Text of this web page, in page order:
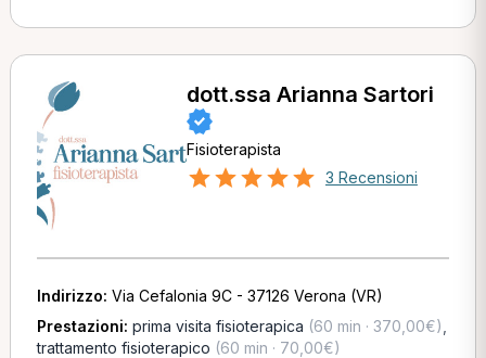
dott.ssa Arianna Sartori
Fisioterapista
3 Recensioni
Indirizzo: Via Cefalonia 9C - 37126 Verona (VR)
Prestazioni: prima visita fisioterapica (60 min · 370,00€)
trattamento fisioterapico (60 min · 70,00€)